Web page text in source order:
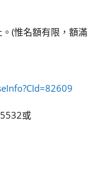
(惟名額有限，額滿
或